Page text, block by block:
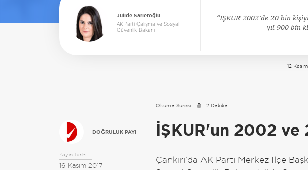
Jülide Sarıeroğlu
AK Parti Çalışma ve Sosyal
Güvenlik Bakanı
İŞKUR 2002’de 20 bin
yıl 900 bin
12
Okuma Süresi 2 Dakika
DOĞRULUK PAYI
Yayın Tarihi:
16 Kasım 2017
İŞKUR'un 2002 ve
Çankırı'da AK Parti Merkez İlçe